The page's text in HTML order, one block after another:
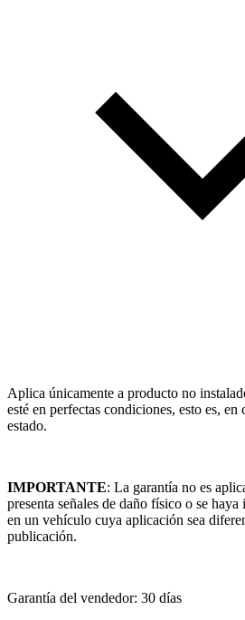
Aplica únicamente a producto no
esté en perfectas condiciones, esto es,
estado.
IMPORTANTE: La garantía no es
presenta señales de daño físico o se
en un vehículo cuya aplicación sea
publicación.
Garantía del vendedor: 30 días